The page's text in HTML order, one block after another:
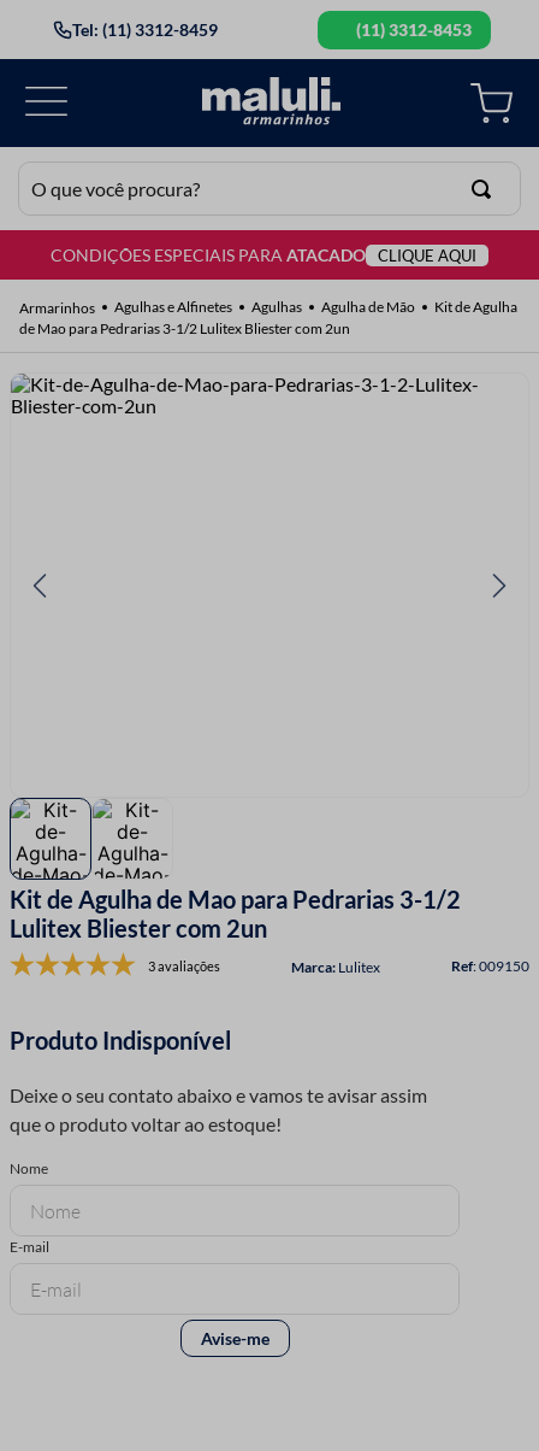
Tel: (11) 3312-8459 (11) 3312-8453
O que você procura?
CONDIÇÕES ESPECIAIS PARAATACADO CLIQUE AQUI
Agulhas e Alfinetes Agulhas Agulha de Mão
Kit de Agulha
de Mao para Pedrarias 3-1/2 Lulitex Bliester com 2un
Kit de Agulha de Mao para Pedrarias 3-1/2
Lulitex Bliester com 2un
3 avaliações Lulitex :009150
TERMOS MAIS BUSCADOS
2º
barbante
3º
botão
8º